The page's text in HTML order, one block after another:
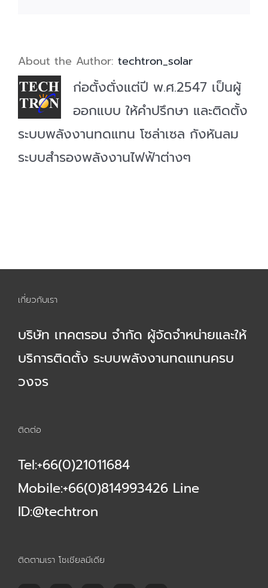
About the Author: techtron_solar
ก่อตั้งตั่งแต่ปี พ.ศ.2547 เป็นผู้
ออกแบบ ให้คำปรึกษา และติดตั้ง
ระบบพลังงานทดแทน โซล่าเซล กังหันลม
ระบบสำรองพลังงานไฟฟ้าต่างๆ
เกี่ยวกับเรา
บริษัท เทคตรอน จำกัด ผู้จัดจำหน่ายและให้
บริการติดตั้ง ระบบพลังงานทดแทนครบ
วงจร
ติดต่อ
Tel:+66(0)21011684
Mobile:+66(0)814993426 Line
ID:@techtron
ติดตามเรา โซเชียลมีเดีย